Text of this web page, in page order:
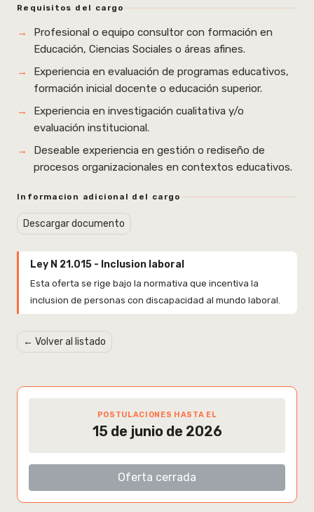
Requisitos del cargo
Profesional o equipo consultor con formación en
Educación, Ciencias Sociales o áreas afines.
Experiencia en evaluación de programas educativos,
formación inicial docente o educación superior.
Experiencia en investigación cualitativa y/o
evaluación institucional.
Deseable experiencia en gestión o rediseño de
procesos organizacionales en contextos educativos.
Informacion adicional del cargo
Descargar documento
Ley N 21.015 - Inclusion laboral
Esta oferta se rige bajo la normativa que incentiva la
inclusion de personas con discapacidad al mundo laboral.
← Volver al listado
POSTULACIONES HASTA EL
15 de junio de 2026
Oferta cerrada